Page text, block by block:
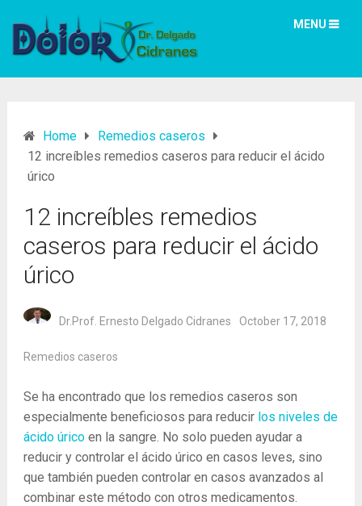
MENU
Home
Remedios caseros
12 increíbles remedios caseros para reducir el ácido
úrico
12 increíbles remedios
caseros para reducir el ácido
úrico
Dr.Prof. Ernesto Delgado Cidranes October 17, 2018
Remedios caseros
Se ha encontrado que los remedios caseros son
especialmente beneficiosos para reducir los niveles de
ácido úrico en la sangre. No solo pueden ayudar a
reducir y controlar el ácido úrico en casos leves, sino
que también pueden controlar en casos avanzados al
combinar este método con otros medicamentos.